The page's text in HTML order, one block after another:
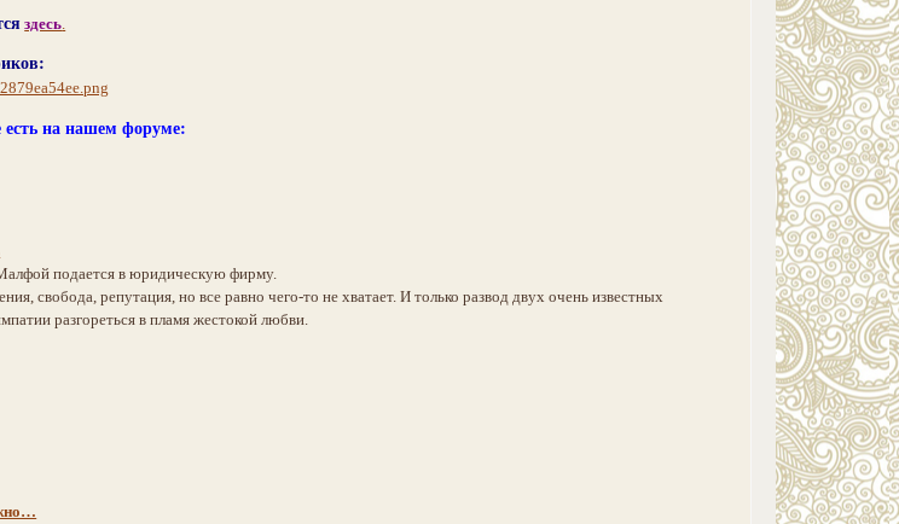
здесь
на нашем форуме:
подается в юридическую фирму.
свобода, репутация, но все равно чего-то не хватает. И только развод двух очень известных
разгореться в пламя жестокой любви.